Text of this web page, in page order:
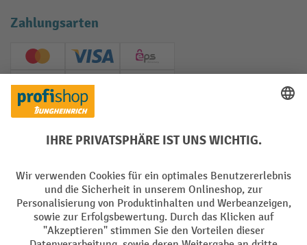
Zahlungsarten
Creditcard (Master)Creditcard (Visa)
EPS
PayPal
Soziale Netzwerke
Impressum Datenschutz